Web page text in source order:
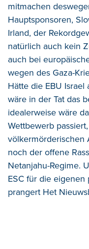
mitmachen
Hauptsponsoren,
Irland, der
natürlich auch kein
auch bei
wegen des Gaza-
Hätte die EBU Israel
wäre in der Tat das
idealerweise wäre
Wettbewerb
völkermörderischen
noch der offene
Netanjahu-Regime.
ESC für die
prangert Het